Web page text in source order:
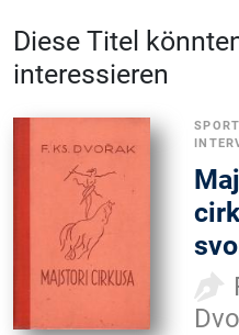
Diese Titel
interessieren